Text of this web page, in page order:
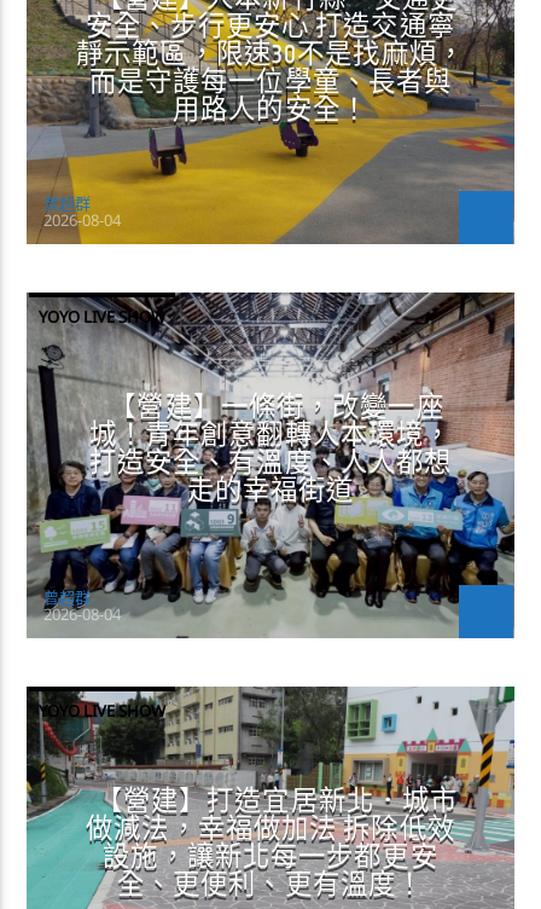
安全、步行更安心 打造交通寧
靜示範區，限速30不是找麻煩，
而是守護每一位學童、長者與
用路人的安全！
曾超群
2026-08-04
YOYO LIVE SHOW
【營建】一條街，改變一座
城！青年創意翻轉人本環境，
打造安全、有溫度、人人都想
走的幸福街道
曾超群
2026-08-04
YOYO LIVE SHOW
【營建】打造宜居新北．城市
做減法，幸福做加法 拆除低效
設施，讓新北每一步都更安
全、更便利、更有溫度！